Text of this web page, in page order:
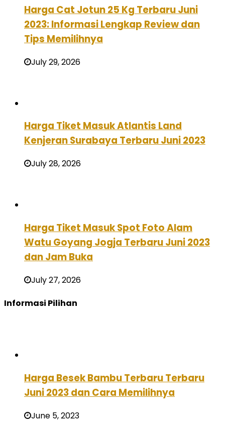
Harga Cat Jotun 25 Kg Terbaru Juni
2023: Informasi Lengkap Review dan
Tips Memilihnya
July 29, 2026
Harga Tiket Masuk Atlantis Land
Kenjeran Surabaya Terbaru Juni 2023
July 28, 2026
Harga Tiket Masuk Spot Foto Alam
Watu Goyang Jogja Terbaru Juni 2023
dan Jam Buka
July 27, 2026
Informasi Pilihan
Harga Besek Bambu Terbaru Terbaru
Juni 2023 dan Cara Memilihnya
June 5, 2023